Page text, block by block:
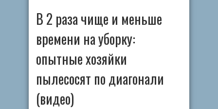
В 2 раза чище и меньше
времени на уборку:
опытные хозяйки
пылесосят по диагонали
(видео)